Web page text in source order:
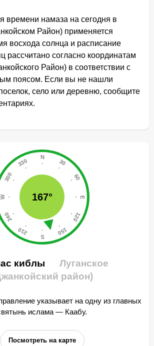
времени намаза на сегодня в
Район) применяется
восхода солнца и расписание
рассчитано согласно координатам
Район) в соответствии с
поясом. Если вы не нашли
село или деревню, сообщите
167°
киблы
Луганское
район)
указывает на одну из главных
ислама — Каабу.
Посмотреть на карте